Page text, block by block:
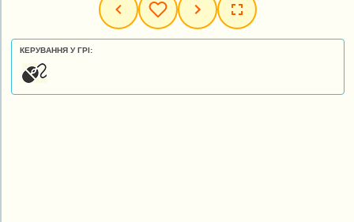
КЕРУВАННЯ У ГРІ: